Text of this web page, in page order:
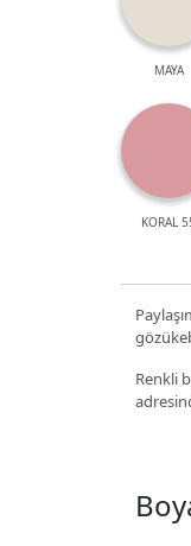
MAYA
KORAL
Renkli